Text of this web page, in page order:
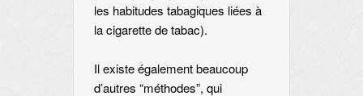
les habitudes tabagiques liées à
la cigarette de tabac).
Il existe également beaucoup
d’autres “méthodes”, qui